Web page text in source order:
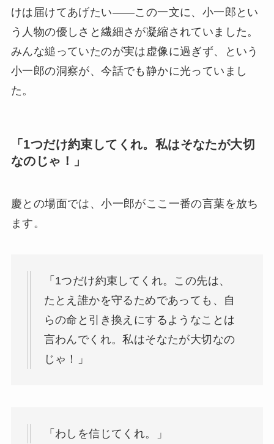
けは届けてあげたい——この一文に、小一郎とい
う人物の優しさと繊細さが凝縮されていました。
みんな縋っていたのが実は虚像に過ぎず、という
小一郎の洞察が、今話でも静かに光っていまし
た。
「1つだけ約束してくれ。私はそなたが大切
なのじゃ！」
慶との場面では、小一郎がここ一番の言葉を放ち
ます。
「1つだけ約束してくれ。この先は、
たとえ誰かを守るためであっても、自
らの命と引き換えにするようなことは
言わんでくれ。私はそなたが大切なの
じゃ！」
「わしを信じてくれ。」